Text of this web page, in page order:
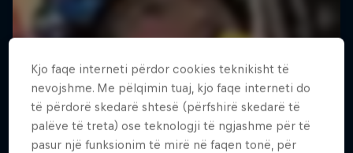
Kjo faqe interneti përdor cookies teknikisht të
nevojshme. Me pëlqimin tuaj, kjo faqe interneti do
të përdorë skedarë shtesë (përfshirë skedarë të
palëve të treta) ose teknologji të ngjashme për të
pasur një funksionim të mirë në faqen tonë, për